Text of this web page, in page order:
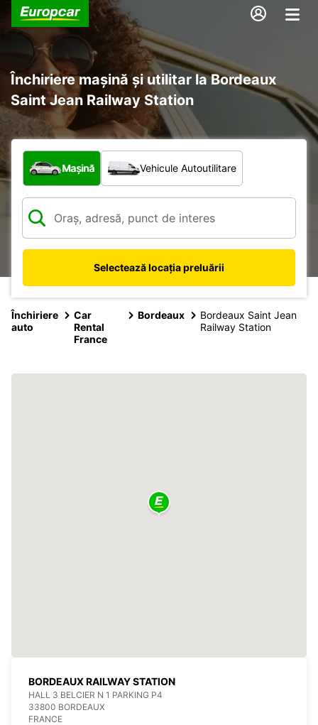
Închiriere mașină și utilitar la Bordeaux
Saint Jean Railway Station
Ce tip de vehicul?
Mașină Vehicule Autoutilitare
Selectează locația preluării
Închiriere
auto
Car
Rental
France
Bordeaux
Bordeaux Saint Jean
Railway Station
BORDEAUX RAILWAY STATION
HALL 3 BELCIER N 1 PARKING P4
33800 BORDEAUX
FRANCE